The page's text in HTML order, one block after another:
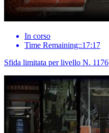
In corso
Time Remaining::17:17
Sfida limitata per livello N. 1176